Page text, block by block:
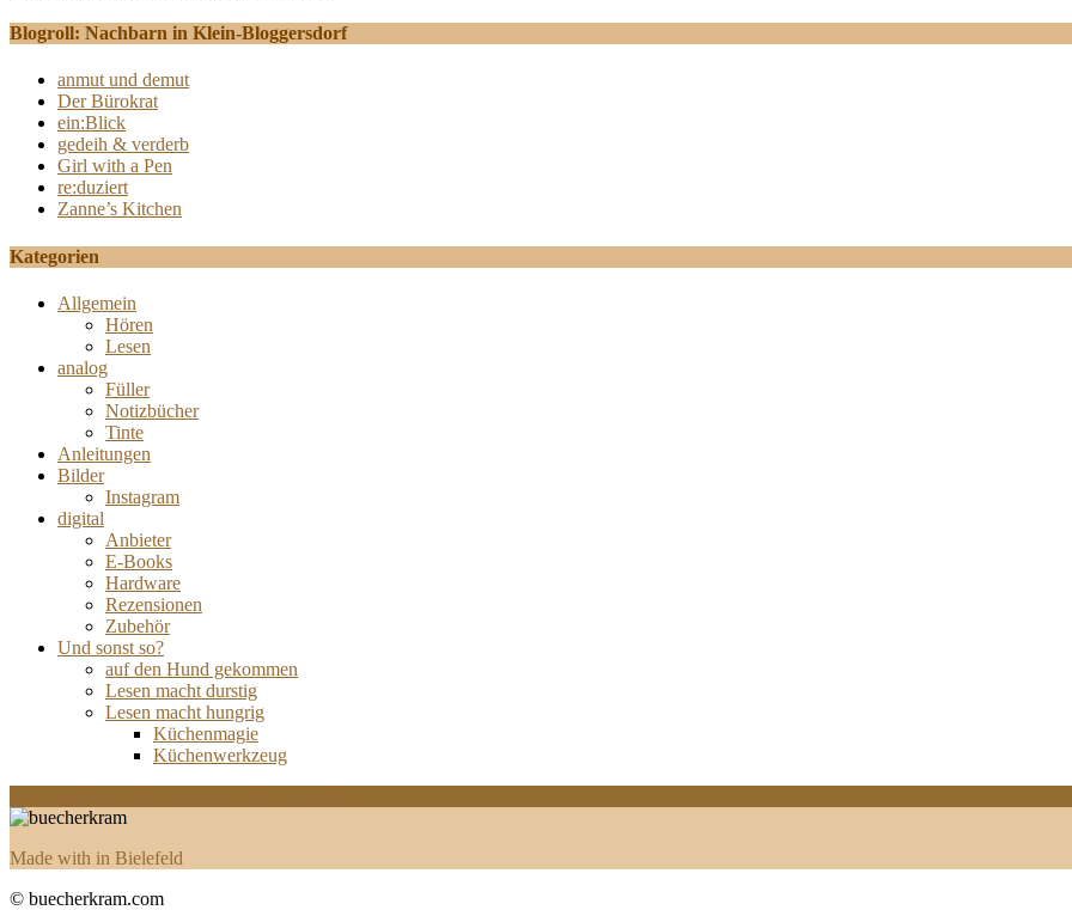
Blogroll: Nachbarn in Klein-Bloggersdorf
anmut und demut
Der Bürokrat
ein:Blick
gedeih & verderb
Girl with a Pen
re:duziert
Zanne’s Kitchen
Kategorien
Allgemein
Hören
Lesen
analog
Füller
Notizbücher
Tinte
Anleitungen
Bilder
Instagram
digital
Anbieter
E-Books
Hardware
Rezensionen
Zubehör
Und sonst so?
auf den Hund gekommen
Lesen macht durstig
Lesen macht hungrig
Küchenmagie
Küchenwerkzeug
Made with in Bielefeld
© buecherkram.com